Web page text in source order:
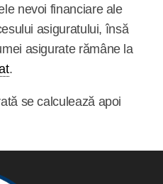
nevoi financiare ale
asiguratului, însă
asigurate rămâne la
.
se calculează apoi